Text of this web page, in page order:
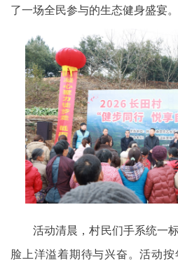
了一场全民参与的生态健身盛宴。
活动清晨，村民们手系统一
脸上洋溢着期待与兴奋。活动